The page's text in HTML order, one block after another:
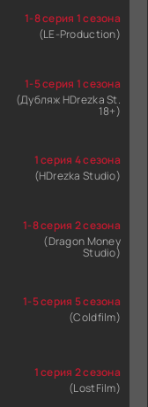
1-8 серия 1 сезона
(LE-Production)
1-5 серия 1 сезона
(Дубляж HDrezka St.
18+)
1 серия 4 сезона
(HDrezka Studio)
1-8 серия 2 сезона
(Dragon Money
Studio)
1-5 серия 5 сезона
(Coldfilm)
1 серия 2 сезона
(LostFilm)